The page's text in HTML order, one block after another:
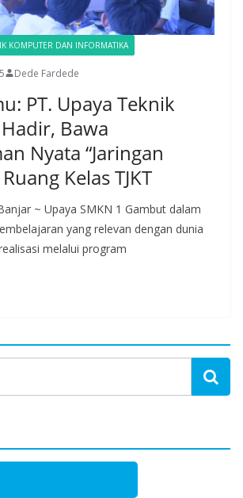
KOMPUTER DAN INFORMATIKA
Dede Fardede
PT. Upaya Teknik
Hadir, Bawa
Nyata “Jaringan
Kelas TJKT
~ Upaya SMKN 1 Gambut dalam
yang relevan dengan dunia
melalui program